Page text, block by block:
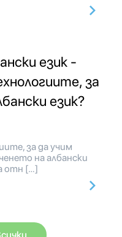
език -
за
език?
за да учим
на албански
отн […]